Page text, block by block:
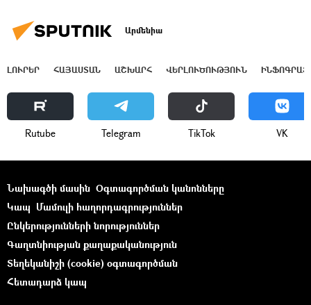
Արմենիա
ԼՈՒՐԵՐ ՀԱՅԱՍՏԱՆ ԱՇԽԱՐՀ ՎԵՐԼՈՒԾՈՒԹՅՈՒՆ
Rutube Telegram ТikТоk VK
Նախագծի մասին Օգտագործման կանոնները
Կապ Մամուլի հաղորդագրություններ
Ընկերությունների նորություններ
Գաղտնիության քաղաքականություն
Տեղեկանիշի (cookie) օգտագործման
Հետադարձ կապ